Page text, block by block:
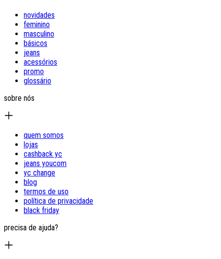
novidades
feminino
masculino
básicos
jeans
acessórios
promo
glossário
sobre nós
quem somos
lojas
cashback yc
jeans youcom
yc change
blog
termos de uso
política de privacidade
black friday
precisa de ajuda?